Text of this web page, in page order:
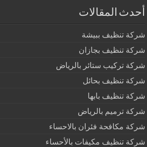
أحدث المقالات
شركة تنظيف ببيشة
شركة تنظيف بجازان
شركة تركيب ستائر بالرياض
شركة تنظيف بحائل
شركة تنظيف بابها
شركة ترميم بالرياض
شركة مكافحة فئران بالاحساء
شركة تنظيف مكيفات بالأحساء